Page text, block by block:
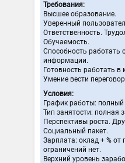
Требования:
Высшее образование.
Уверенный
Ответственность.
Обучаемость.
Способность
информации.
Готовность работать
Умение вести
Условия:
График работы:
Тип занятости: полная
Перспективы роста.
Социальный пакет.
Зарплата: оклад + %
ограничений нет.
Верхний уровень